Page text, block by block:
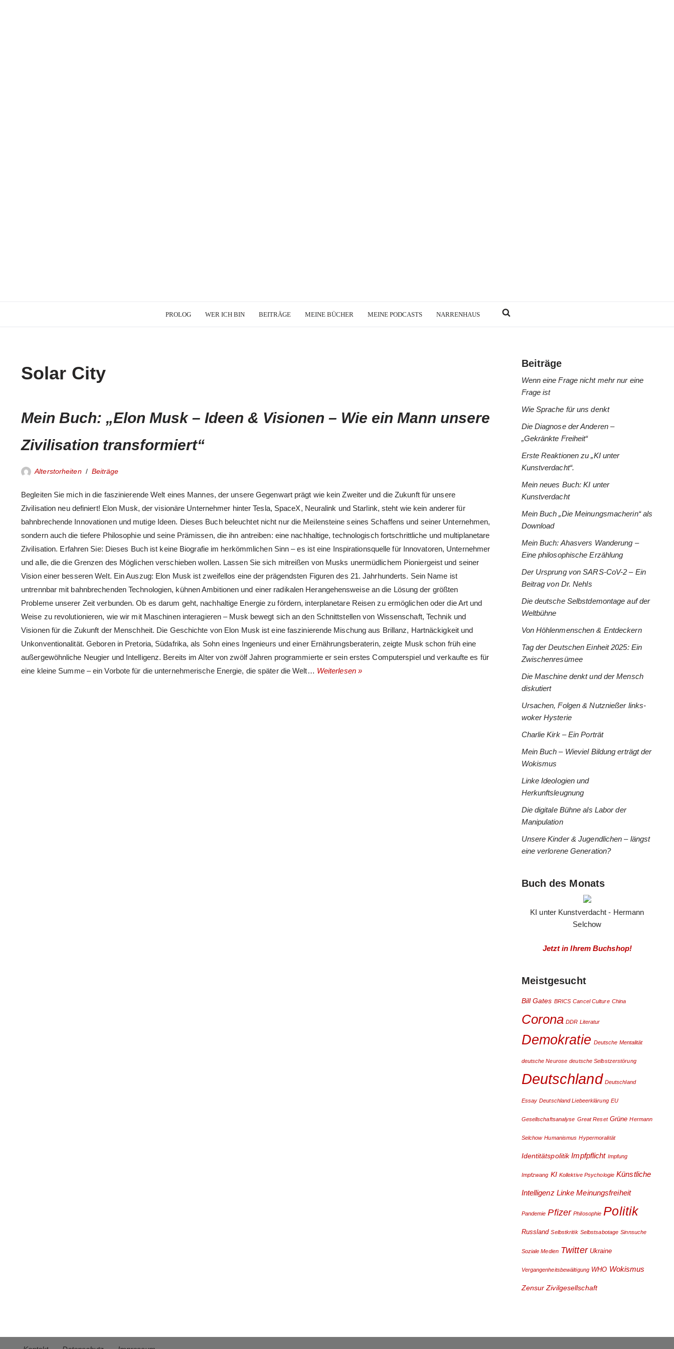
PROLOG WER ICH BIN BEITRÄGE MEINE BÜCHER MEINE PODCASTS NARRENHAUS
Solar City
Mein Buch: „Elon Musk – Ideen & Visionen – Wie ein Mann unsere
Zivilisation transformiert“
Alterstorheiten Beiträge
Begleiten Sie mich in die faszinierende Welt eines Mannes, der unsere Gegenwart prägt wie kein Zweiter und die Zukunft für unsere
Zivilisation neu definiert! Elon Musk, der visionäre Unternehmer hinter Tesla, SpaceX, Neuralink und Starlink, steht wie kein anderer für
bahnbrechende Innovationen und mutige Ideen. Dieses Buch beleuchtet nicht nur die Meilensteine seines Schaffens und seiner Unternehmen,
sondern auch die tiefere Philosophie und seine Prämissen, die ihn antreiben: eine nachhaltige, technologisch fortschrittliche und multiplanetare
Zivilisation. Erfahren Sie: Dieses Buch ist keine Biografie im herkömmlichen Sinn – es ist eine Inspirationsquelle für Innovatoren, Unternehmer
und alle, die die Grenzen des Möglichen verschieben wollen. Lassen Sie sich mitreißen von Musks unermüdlichem Pioniergeist und seiner
Vision einer besseren Welt. Ein Auszug: Elon Musk ist zweifellos eine der prägendsten Figuren des 21. Jahrhunderts. Sein Name ist
untrennbar mit bahnbrechenden Technologien, kühnen Ambitionen und einer radikalen Herangehensweise an die Lösung der größten
Probleme unserer Zeit verbunden. Ob es darum geht, nachhaltige Energie zu fördern, interplanetare Reisen zu ermöglichen oder die Art und
Weise zu revolutionieren, wie wir mit Maschinen interagieren – Musk bewegt sich an den Schnittstellen von Wissenschaft, Technik und
Visionen für die Zukunft der Menschheit. Die Geschichte von Elon Musk ist eine faszinierende Mischung aus Brillanz, Hartnäckigkeit und
Unkonventionalität. Geboren in Pretoria, Südafrika, als Sohn eines Ingenieurs und einer Ernährungsberaterin, zeigte Musk schon früh eine
außergewöhnliche Neugier und Intelligenz. Bereits im Alter von zwölf Jahren programmierte er sein erstes Computerspiel und verkaufte es für
eine kleine Summe – ein Vorbote für die unternehmerische Energie, die später die Welt… Weiterlesen »
Beiträge
Wenn eine Frage nicht mehr nur eine
Frage ist
Wie Sprache für uns denkt
Die Diagnose der Anderen –
„Gekränkte Freiheit“
Erste Reaktionen zu „KI unter
Kunstverdacht“.
Mein neues Buch: KI unter
Kunstverdacht
Mein Buch „Die Meinungsmacherin“ als
Download
Mein Buch: Ahasvers Wanderung –
Eine philosophische Erzählung
Der Ursprung von SARS-CoV-2 – Ein
Beitrag von Dr. Nehls
Die deutsche Selbstdemontage auf der
Weltbühne
Von Höhlenmenschen & Entdeckern
Tag der Deutschen Einheit 2025: Ein
Zwischenresümee
Die Maschine denkt und der Mensch
diskutiert
Ursachen, Folgen & Nutznießer links-
woker Hysterie
Charlie Kirk – Ein Porträt
Mein Buch – Wieviel Bildung erträgt der
Wokismus
Linke Ideologien und
Herkunftsleugnung
Die digitale Bühne als Labor der
Manipulation
Unsere Kinder & Jugendlichen – längst
eine verlorene Generation?
Buch des Monats
KI unter Kunstverdacht - Hermann
Selchow
Jetzt in Ihrem Buchshop!
Meistgesucht
Bill Gates BRICS Cancel Culture China
Corona DDR Literatur
Demokratie Deutsche Mentalität
deutsche Neurose deutsche Selbstzerstörung
Deutschland Deutschland
Essay Deutschland Liebeerklärung EU
Gesellschaftsanalyse Great Reset Grüne Hermann
Selchow Humanismus Hypermoralität
Identitätspolitik Impfpflicht Impfung
Impfzwang KI Kollektive Psychologie Künstliche
Intelligenz Linke Meinungsfreiheit
Pandemie Pfizer Philosophie Politik
Russland Selbstkritik Selbstsabotage Sinnsuche
Soziale Medien Twitter Ukraine
Vergangenheitsbewältigung WHO Wokismus
Zensur Zivilgesellschaft